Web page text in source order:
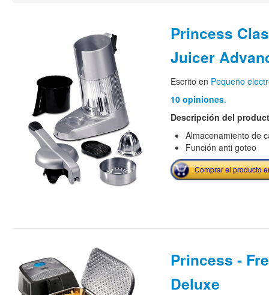
Princess
Juicer
Escrito en Pequeño
10 opiniones.
Descripción del
Almacenamiento de
Función anti goteo
Comprar el producto
Princess -
Deluxe